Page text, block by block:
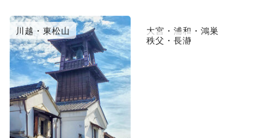
川越・東松山
大宮・浦和・鴻巣
秩父・長瀞